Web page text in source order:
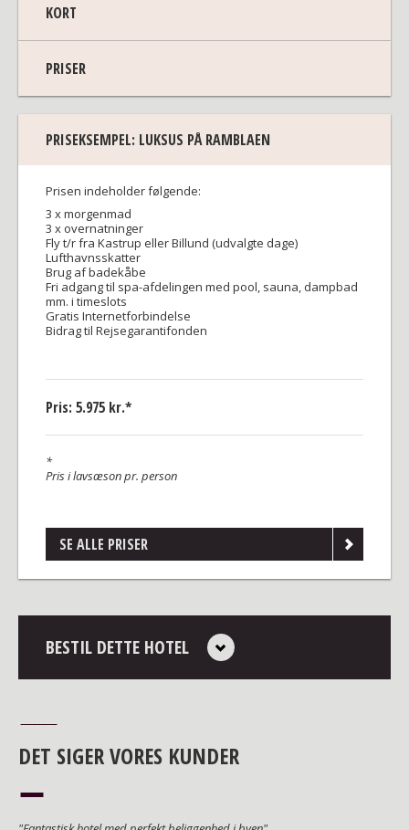
KORT
PRISER
PRISEKSEMPEL: LUKSUS PÅ RAMBLAEN
Prisen indeholder følgende:
3 x morgenmad
3 x overnatninger
Fly t/r fra Kastrup eller Billund (udvalgte dage)
Lufthavnsskatter
Brug af badekåbe
Fri adgang til spa-afdelingen med pool, sauna, dampbad
mm. i timeslots
Gratis Internetforbindelse
Bidrag til Rejsegarantifonden
Pris: 5.975 kr.*
*
Pris i lavsæson pr. person
SE ALLE PRISER
BESTIL DETTE HOTEL
DET SIGER VORES KUNDER